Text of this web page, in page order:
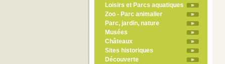
Loisirs et Parcs aquatiques
Zoo - Parc animalier
Parc, jardin, nature
Musées
Châteaux
Sites historiques
Découverte